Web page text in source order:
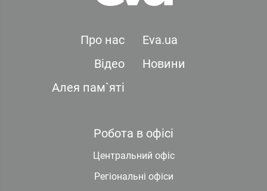
Про нас
Eva.ua
Відео
Новини
Алея пам`яті
Робота в офісі
Центральний офіс
Регіональні офіси